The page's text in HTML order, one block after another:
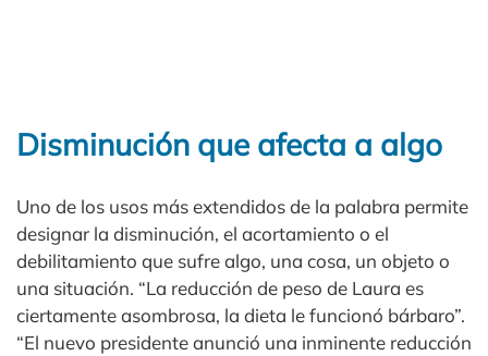
Disminución que afecta a algo
Uno de los usos más extendidos de la palabra permite
designar la disminución, el acortamiento o el
debilitamiento que sufre algo, una cosa, un objeto o
una situación. “La reducción de peso de Laura es
ciertamente asombrosa, la dieta le funcionó bárbaro”.
“El nuevo presidente anunció una inminente reducción